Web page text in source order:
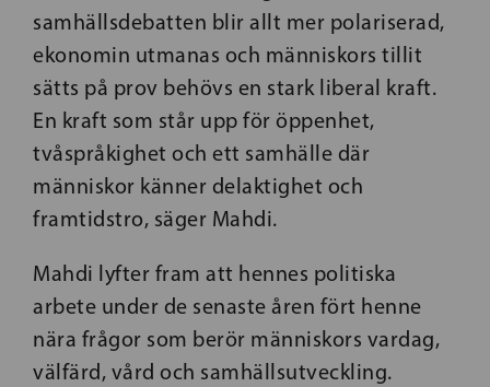
samhällsdebatten blir allt mer polariserad,
ekonomin utmanas och människors tillit
sätts på prov behövs en stark liberal kraft.
En kraft som står upp för öppenhet,
tvåspråkighet och ett samhälle där
människor känner delaktighet och
framtidstro, säger Mahdi.
Mahdi lyfter fram att hennes politiska
arbete under de senaste åren fört henne
nära frågor som berör människors vardag,
välfärd, vård och samhällsutveckling.